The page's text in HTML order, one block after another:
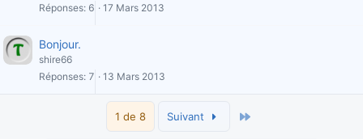
Réponses 6 17 Mars 2013
Bonjour.
shire66
Réponses 7 13 Mars 2013
1 de 8 Suivant